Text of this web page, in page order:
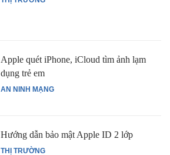
AN NINH MẠNG
Apple quét iPhone, iCloud tìm ảnh lạm
dụng trẻ em
THỊ TRƯỜNG
Hướng dẫn bảo mật Apple ID 2 lớp